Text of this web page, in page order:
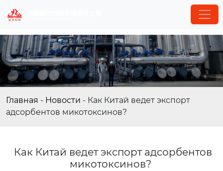
Главная - Новости - Как Китай ведет экспорт
адсорбентов микотоксинов?
Как Китай ведет экспорт адсорбентов
микотоксинов?